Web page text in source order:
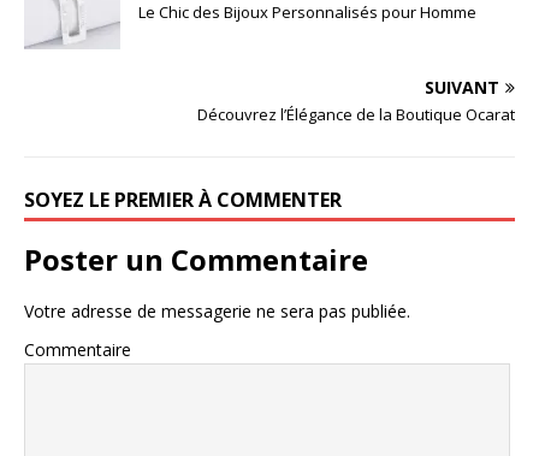
Le Chic des Bijoux Personnalisés pour Homme
SUIVANT
Découvrez l’Élégance de la Boutique Ocarat
SOYEZ LE PREMIER À COMMENTER
Poster un Commentaire
Votre adresse de messagerie ne sera pas publiée.
Commentaire